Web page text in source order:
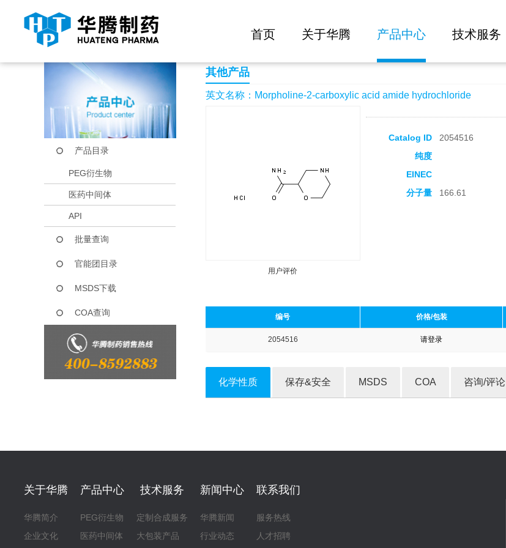
首页 关于华腾 产品中心 技术服务
当前位置： 首页 产品中心 Morpholine-2-carboxylic acid amide hydrochloride
产品目录
PEG衍生物
医药中间体
API
批量查询
官能团目录
MSDS下载
COA查询
其他产品
英文名称：Morpholine-2-carboxylic acid amide hydrochloride
用户评价
Catalog ID 2054516
纯度
EINEC
分子量 166.61
编号 价格/包装
2054516 请登录
化学性质 保存&安全 MSDS COA 咨询/评论
关于华腾
华腾简介
企业文化
产品中心
PEG衍生物
医药中间体
技术服务
定制合成服务
大包装产品
新闻中心
华腾新闻
行业动态
联系我们
服务热线
人才招聘